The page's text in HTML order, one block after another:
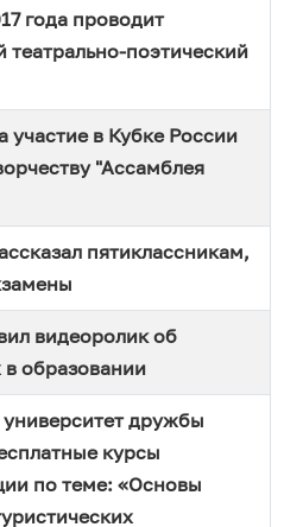
года проводит
театрально-поэтический
участие в Кубке России
"Ассамблея
пятиклассникам,
видеоролик об
образовании
дружбы
курсы
по теме: «Основы